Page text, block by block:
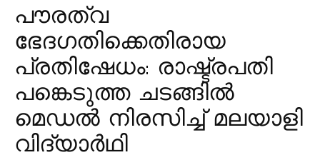
പൗരത്വ
ഭേദഗതിക്കെതിരായ
പ്രതിഷേധം: രാഷ്ട്രപതി
പങ്കെടുത്ത ചടങ്ങിൽ
മെഡൽ നിരസിച്ച് മലയാളി
വിദ്യാർഥി